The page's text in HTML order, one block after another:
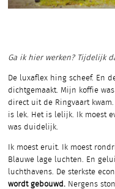
Ga ik hier werken? Tijdelijk
De luxaflex hing scheef. En
dichtgemaakt. Mijn koffie
direct uit de Ringvaart
is lek. Het is lelijk. Ik moest
was duidelijk.
Ik moest eruit. Ik moest
Blauwe lage luchten. En
luchthavens. De sterkste
wordt gebouwd. Nergens